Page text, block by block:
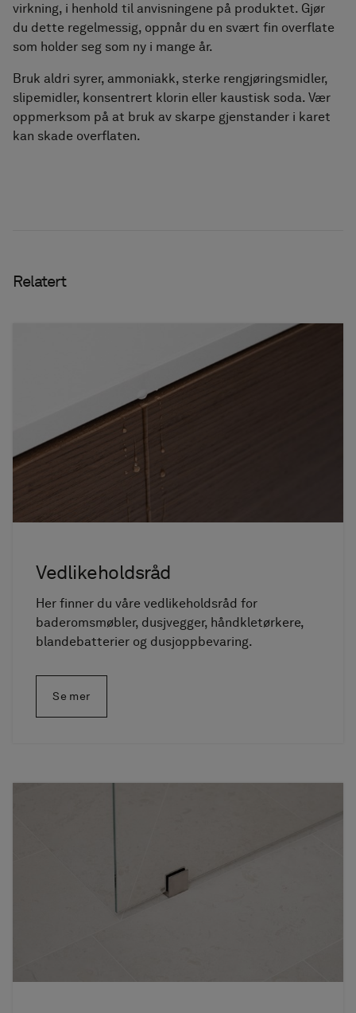
virkning, i henhold til anvisningene på produktet. Gjør
du dette regelmessig, oppnår du en svært fin overflate
som holder seg som ny i mange år.
Bruk aldri syrer, ammoniakk, sterke rengjøringsmidler,
slipemidler, konsentrert klorin eller kaustisk soda. Vær
oppmerksom på at bruk av skarpe gjenstander i karet
kan skade overflaten.
Relatert
Vedlikeholdsråd
Her finner du våre vedlikeholdsråd for
baderomsmøbler, dusjvegger, håndkletørkere,
blandebatterier og dusjoppbevaring.
Se mer